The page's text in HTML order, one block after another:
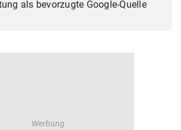
als bevorzugte Google-Quelle